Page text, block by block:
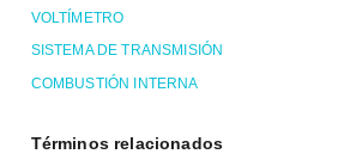
VOLTÍMETRO
SISTEMA DE TRANSMISIÓN
COMBUSTIÓN INTERNA
Términos relacionados